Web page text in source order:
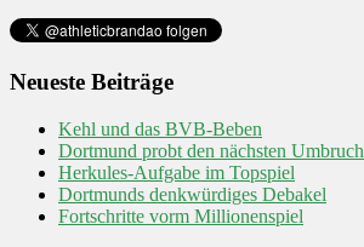
Neueste Beiträge
Kehl und das BVB-Beben
Dortmund probt den nächsten Umbruch
Herkules-Aufgabe im Topspiel
Dortmunds denkwürdiges Debakel
Fortschritte vorm Millionenspiel